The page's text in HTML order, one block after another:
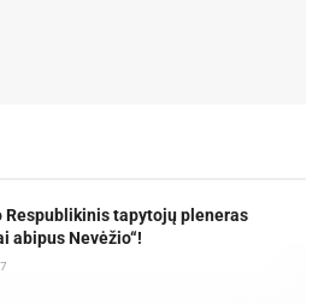
Respublikinis tapytojų pleneras
abipus Nevėžio“!